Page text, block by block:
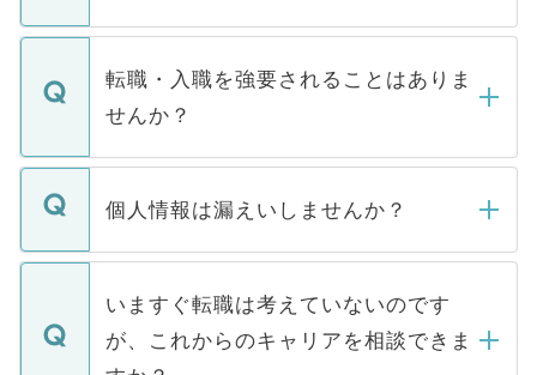
ます。通常、5営業日以内にはご連絡をせて
いただきますので、しばらくお待ちくださ
い。
マイナビDOCTORで取り扱っている求人の
うち約3割は、Webサイトからご覧いただ
けない「非公開求人」です。非公開求人は
下記の理由によって、一般には公開してい
ません。
■応募殺到を避けるため 人気のある医療機
関を公にしてしまうと、応募が殺到する場
に、医療機関が求める条件に合った人材の
みを人材紹介会社に依頼するケースが増え
転職・入職を強要されることはありま
せんか？
転職・入職を強要することは一切ありませ
ん。また、仮に応募先から内定をいただい
定を承諾する必要はありません。内定先へ
の辞退の連絡はキャリアパートナーが行い
ますので、ご安心ください。
個人情報は漏えいしませんか？
個人情報が漏えいすることはありませんの
で、ご安心ください。当サイトからの登録
などで収集したご登録者様の個人情報は、
ご本人のキャリアアップおよび転職活動の
いますぐ転職は考えていないのです
が、これからのキャリアを相談できま